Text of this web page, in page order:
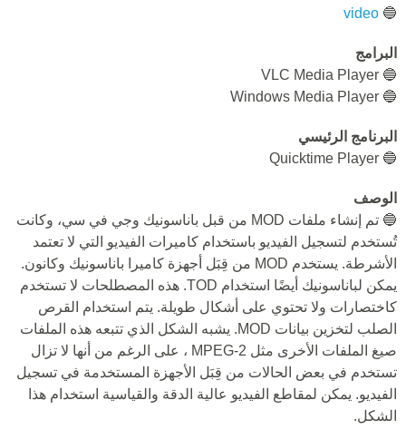
🔵
video
البرامج
🔵 VLC Media Player
🔵 Windows Media Player
البرنامج الرئيسي
🔵 Quicktime Player
الوصف
🔵 تم إنشاء ملفات MOD من قبل باناسونيك وجي في سي، وكانت
تُستخدم لتسجيل الفيديو باستخدام كاميرات الفيديو التي لا تعتمد
الأشرطة. يستخدم MOD من قِبَل أجهزة كاميرا باناسونيك وكانون.
يمكن لباناسونيك أيضًا استخدام TOD. هذه المصطلحات لا تستخدم
كاختصارات ولا تحتوي على أشكال طويلة. يتم استخدام القرص
الصلب لتخزين بيانات MOD. يشبه الشكل الذي تتبعه هذه الملفات
صيغ الملفات الأخرى مثل MPEG-2 ، على الرغم من أنها لا تزال
تستخدم في بعض الحالات من قِبَل الأجهزة المستخدمة في تسجيل
الفيديو. يمكن لمقاطع الفيديو عالية الدقة والقياسية استخدام هذا
الشكل.